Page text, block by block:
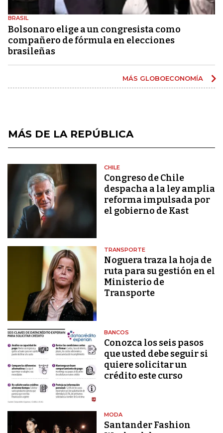
BRASIL
Bolsonaro elige a un congresista como
compañero de fórmula en elecciones
brasileñas
MÁS GLOBOECONOMÍA
MÁS DE LA REPÚBLICA
CHILE
Congreso de Chile
despacha a la ley amplia
reforma impulsada por
el gobierno de Kast
TRANSPORTE
Noguera traza la hoja de
ruta para su gestión en el
Ministerio de
Transporte
BANCOS
Conozca los seis pasos
que usted debe seguir si
quiere solicitar un
crédito este curso
MODA
Santander Fashion